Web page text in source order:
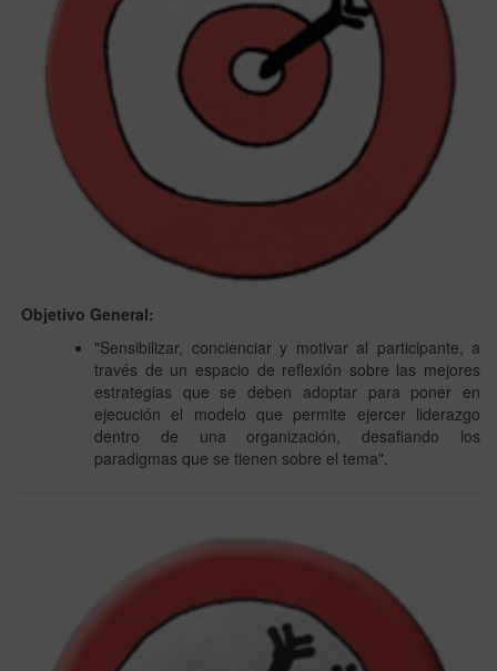
Objetivo General:
"Sensibilizar, concienciar y motivar al participante, a
través de un espacio de reflexión sobre las mejores
estrategias que se deben adoptar para poner en
ejecución el modelo que permite ejercer liderazgo
dentro de una organización, desafiando los
paradigmas que se tienen sobre el tema".